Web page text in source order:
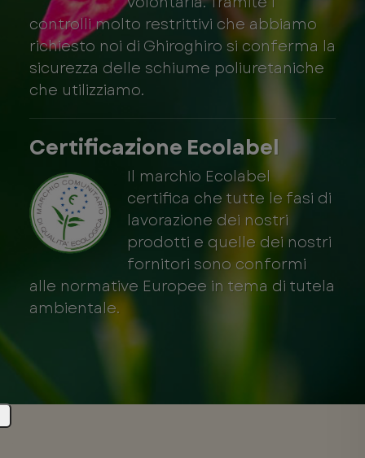
controlli molto restrittivi che abbiamo
richiesto noi di Ghiroghiro si conferma la
sicurezza delle schiume poliuretaniche
che utilizziamo.
Certificazione Ecolabel
Il marchio Ecolabel
certifica che tutte le fasi di
lavorazione dei nostri
prodotti e quelle dei nostri
fornitori sono conformi
alle normative Europee in tema di tutela
ambientale.